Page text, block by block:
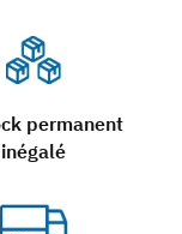
permanent
inégalé